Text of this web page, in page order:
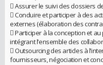
 Assurer le suivi des dossiers
 Conduire et participer à des
externes (élaboration des
 Participer à la conception et
intégrant l’ensemble des
 Outsourcing des articles à
fournisseurs, négociation et